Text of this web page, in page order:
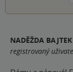
NADĚŽDA
registrovaný